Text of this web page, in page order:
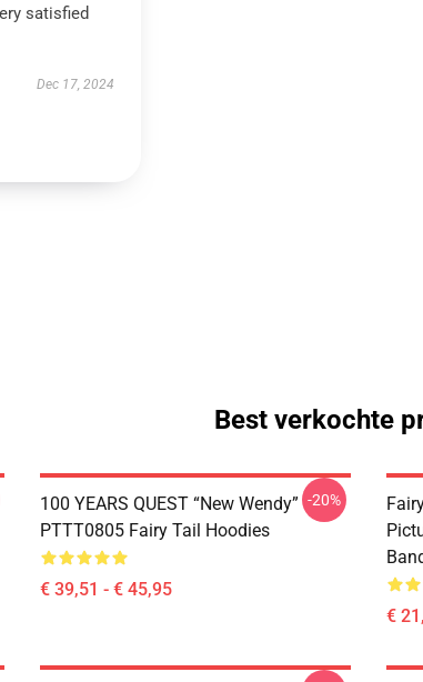
satisfied
Dec 17, 2024
Best verkochte
100 YEARS QUEST “New Wendy”
PTTT0805 Fairy Tail Hoodies
€ 39,51 - € 45,95
-20%
€